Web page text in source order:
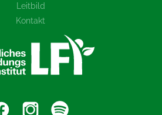
Leitbild
Kontakt